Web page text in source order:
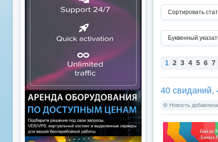
Сортировать
Буквенный
1 2 3 4 5 6 7
40 свиданий,
Новость